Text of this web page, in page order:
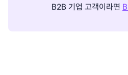
B2B 기업 고객이라면